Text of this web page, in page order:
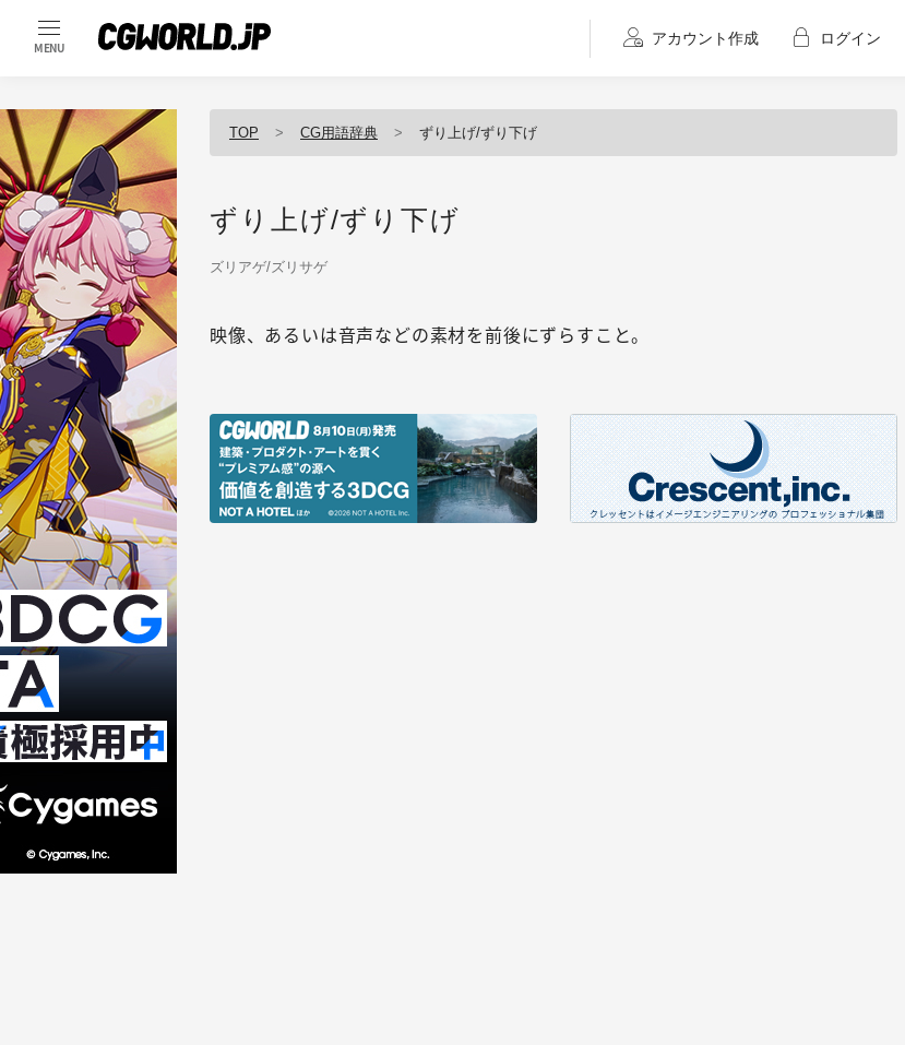
MENU
アカウント作成 ログイン
TOP CG用語辞典 ずり上げ/ずり下げ
ずり上げ/ずり下げ
ズリアゲ/ズリサゲ
映像、あるいは音声などの素材を前後にずらすこと。